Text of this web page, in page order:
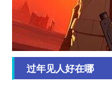
过年见人好在哪